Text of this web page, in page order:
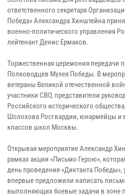
ответственного секретаря
Победа» Александра Хинштейна
военно-политического управления
лейтенант Денис Ермаков.
Торжественная церемония передачи
Полководцев Музея Победы. В
ветераны Великой отечественной
участники СВО, представители
Российского исторического
Шолохова Росгвардии, юнармейцы и
классов школ Москвы.
Открывая мероприятие Александр
рамках акции «Письмо Герою»,
день проведения «Диктанта Победы»,
впервые предложили написать
выполняющих боевые задачи в зоне